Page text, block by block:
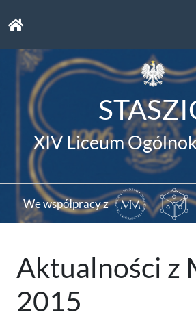
XIV Liceum
We współpracy z
Aktualności z
2015